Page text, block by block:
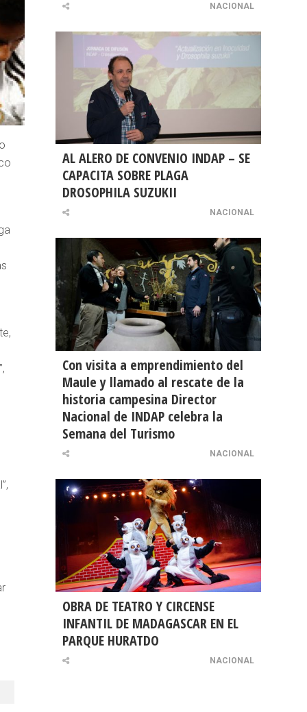
NACIONAL
AL ALERO DE CONVENIO INDAP – SE
CAPACITA SOBRE PLAGA
DROSOPHILA SUZUKII
NACIONAL
Con visita a emprendimiento del
Maule y llamado al rescate de la
historia campesina Director
Nacional de INDAP celebra la
Semana del Turismo
NACIONAL
OBRA DE TEATRO Y CIRCENSE
INFANTIL DE MADAGASCAR EN EL
PARQUE HURATDO
NACIONAL